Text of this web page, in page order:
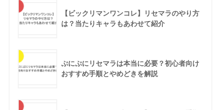
【ビックリマンワンコレ】リセマラのやり方
は？当たりキャラもあわせて紹介
ぷにぷにリセマラは本当に必要？初心者向け
おすすめ手順とやめどきを解説